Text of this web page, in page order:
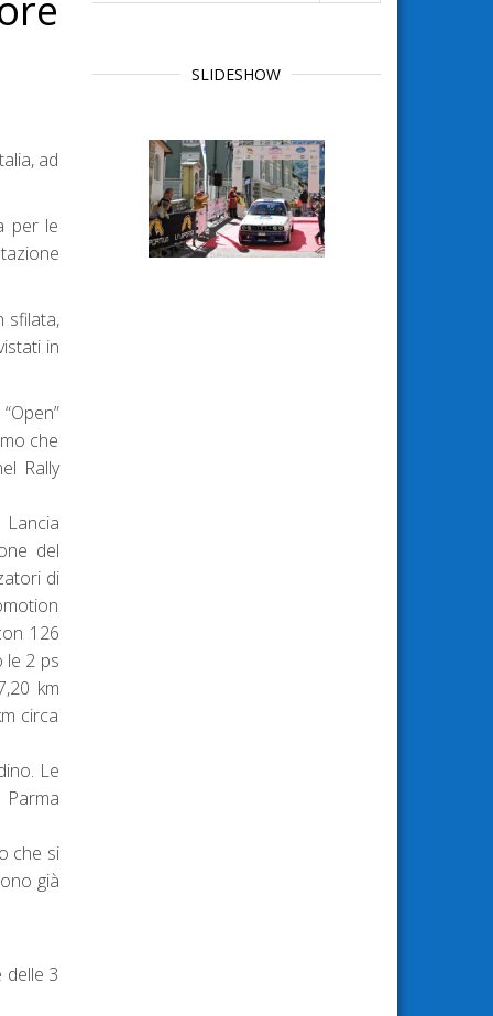
ad
per le
sfilata,
in
che
Rally
del
di
126
le 2 ps
km
circa
Le
che si
già
delle 3
SLIDESHOW